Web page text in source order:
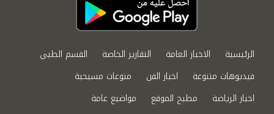
الرئيسية الاخبار العامة التقارير الخاصة
القسم الطبي
فيديوهات متنوعة
اخبار الفن
منوعات مسيحية
اخبار الرياضة
مطبخ الموقع
مواضيع عامة